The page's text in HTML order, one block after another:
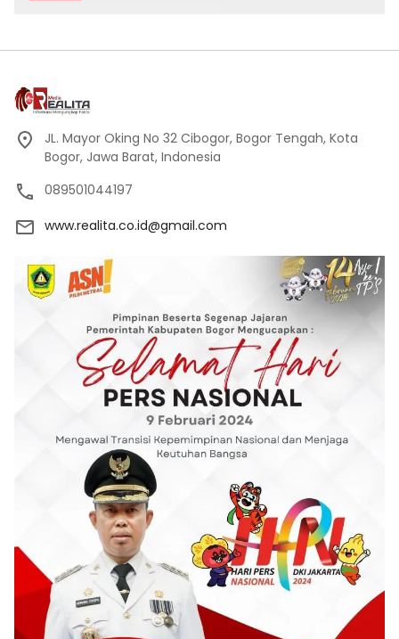
JL. Mayor Oking No 32 Cibogor, Bogor Tengah, Kota
Bogor, Jawa Barat, Indonesia
089501044197
www.realita.co.id@gmail.com